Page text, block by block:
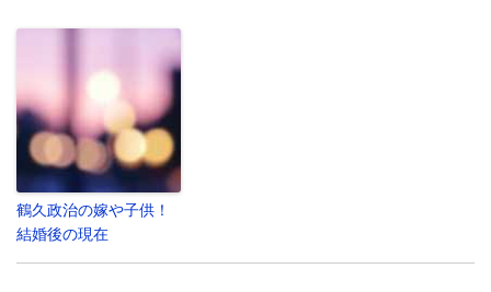
鶴久政治の嫁や子供！
結婚後の現在